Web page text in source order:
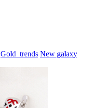
Gold_trends New galaxy